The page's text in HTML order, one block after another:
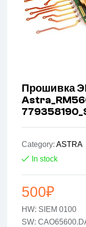
Прошивка
Category: ASTRA
In stock
500₽
HW: SIEM 0100
SW: